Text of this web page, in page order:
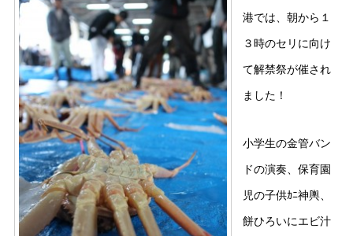
港では、朝から１
３時のセリに向け
て解禁祭が催され
ました！
小学生の金管バン
ドの演奏、保育園
児の子供ｶﾆ神輿、
餅ひろいにエビ汁